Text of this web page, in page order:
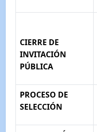
CIERRE DE
INVITACIÓN
PÚBLICA
PROCESO DE
SELECCIÓN